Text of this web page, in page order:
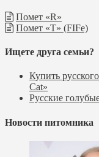
Помет «R»
Помет «Т» (FIFe)
Ищете друга семьи?
Купить
Cat»
Русские
Новости питомника